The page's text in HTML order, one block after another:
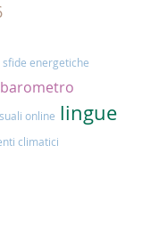
sfide energetiche
online lingue
climatici